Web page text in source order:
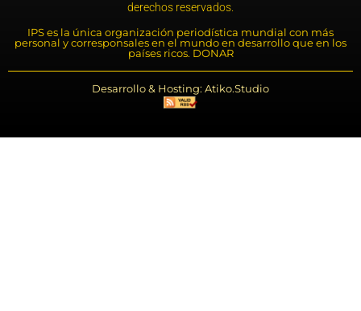
derechos reservados.
IPS es la única organización periodística mundial con más
personal y corresponsales en el mundo en desarrollo que en los
países ricos. DONAR
Desarrollo & Hosting: Atiko.Studio